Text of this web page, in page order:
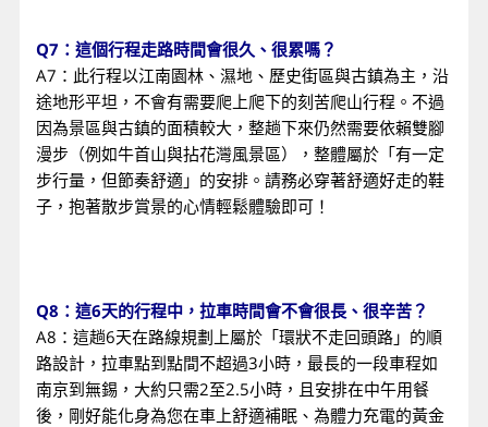
Q7：這個行程走路時間會很久、很累嗎？
A7：此行程以江南園林、濕地、歷史街區與古鎮為主，沿
途地形平坦，不會有需要爬上爬下的刻苦爬山行程。不過
因為景區與古鎮的面積較大，整趟下來仍然需要依賴雙腳
漫步（例如牛首山與拈花灣風景區），整體屬於「有一定
步行量，但節奏舒適」的安排。請務必穿著舒適好走的鞋
子，抱著散步賞景的心情輕鬆體驗即可！
Q8：這6天的行程中，拉車時間會不會很長、很辛苦？
A8：這趟6天在路線規劃上屬於「環狀不走回頭路」的順
路設計，拉車點到點間不超過3小時，最長的一段車程如
南京到無錫，大約只需2至2.5小時，且安排在中午用餐
後，剛好能化身為您在車上舒適補眠、為體力充電的黃金